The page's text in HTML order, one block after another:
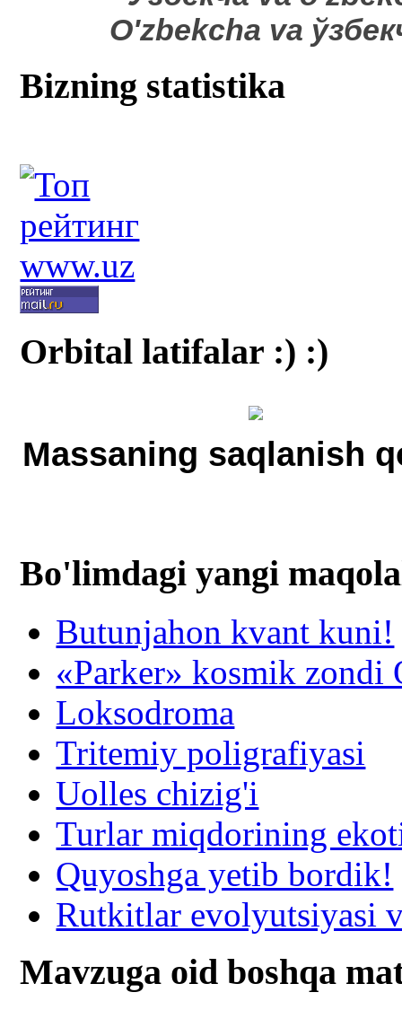
O'zbekcha va
Bizning statistika
Orbital latifalar :) :)
Massaning saqlanish
Bo'limdagi yangi
Butunjahon kvant kuni!
«Parker» kosmik
Loksodroma
Tritemiy poligrafiyasi
Uolles chizig'i
Turlar miqdorining
Quyoshga yetib bordik!
Rutkitlar evolyutsiyasi
Mavzuga oid boshqa